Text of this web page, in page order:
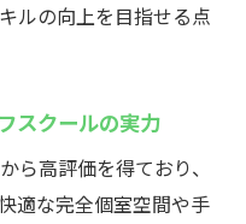
ルの向上を目指せる点
スクールの実力
ら高評価を得ており、
適な完全個室空間や手